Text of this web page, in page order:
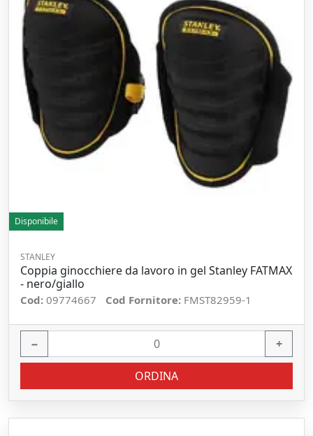
Disponibile
STANLEY
Coppia ginocchiere da lavoro in gel Stanley FATMAX
- nero/giallo
Cod: 09774667 Cod Fornitore: FMST82959-1
− +
ORDINA